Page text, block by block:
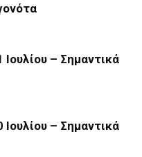
– Σημαντικά
– Σημαντικά